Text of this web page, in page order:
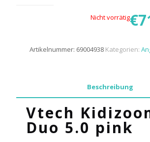
€
Nicht vorrätig
Artikelnummer: 69004938 Kategorien:
Beschreibung
Vtech
Duo 5.0 pink